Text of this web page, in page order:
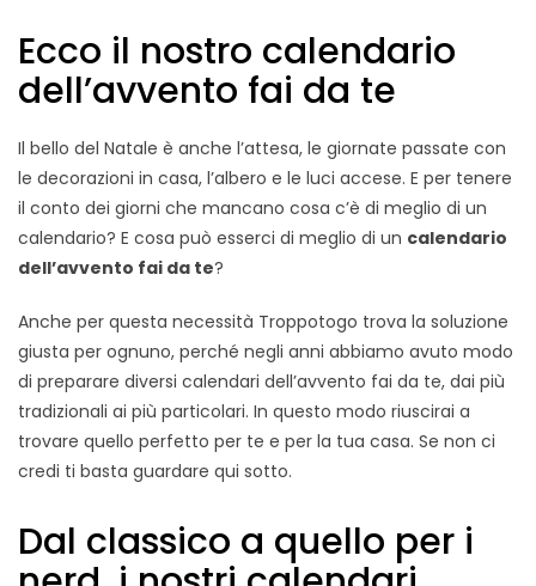
Ecco il nostro calendario
dell’avvento fai da te
Il bello del Natale è anche l’attesa, le giornate passate con
le decorazioni in casa, l’albero e le luci accese. E per tenere
il conto dei giorni che mancano cosa c’è di meglio di un
calendario? E cosa può esserci di meglio di un calendario
dell’avvento fai da te?
Anche per questa necessità Troppotogo trova la soluzione
giusta per ognuno, perché negli anni abbiamo avuto modo
di preparare diversi calendari dell’avvento fai da te, dai più
tradizionali ai più particolari. In questo modo riuscirai a
trovare quello perfetto per te e per la tua casa. Se non ci
credi ti basta guardare qui sotto.
Dal classico a quello per i